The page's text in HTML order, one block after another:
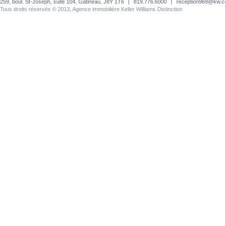
259, boul. St-Joseph, suite 104, Gatineau, J8Y 1T6 | 819.776.6000 |
Tous droits réservés © 2013, Agence immobilière Keller Williams Distinction